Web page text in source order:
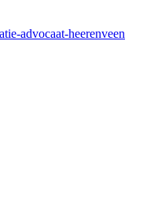
advocaat-heerenveen